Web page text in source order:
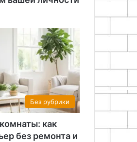
Без рубрики
как
без ремонта и